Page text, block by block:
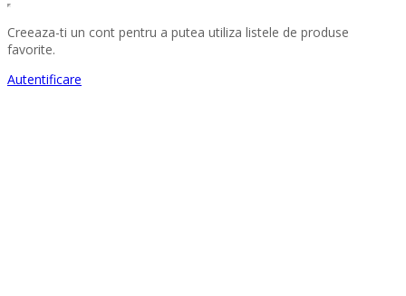
Creeaza-ti un cont pentru a putea utiliza listele de produse
favorite.
Autentificare